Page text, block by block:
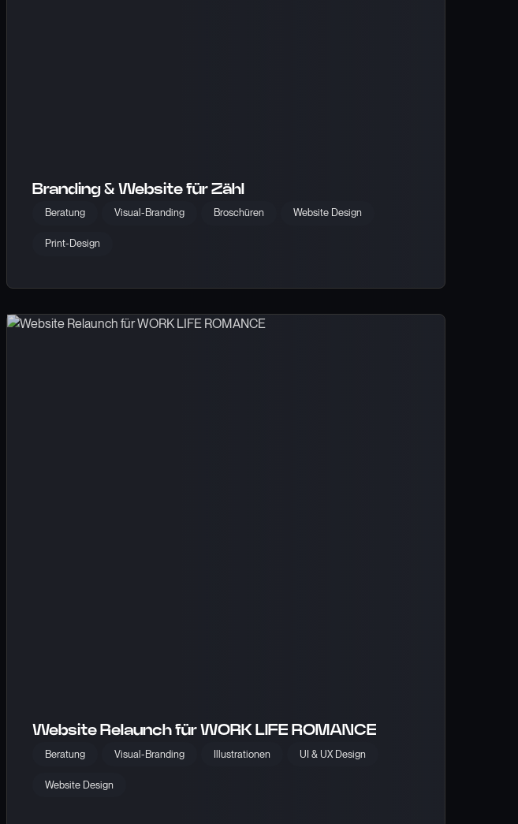
Branding & Website für Zähl
Beratung Visual-Branding Broschüren Website Design
Print-Design
Website Relaunch für WORK LIFE ROMANCE
Beratung Visual-Branding Illustrationen UI & UX Design
Website Design